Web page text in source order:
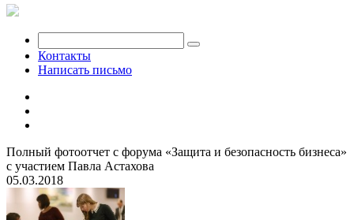
Контакты
Написать письмо
Полный фотоотчет с форума «Защита и безопасность бизнеса»
с участием Павла Астахова
05.03.2018